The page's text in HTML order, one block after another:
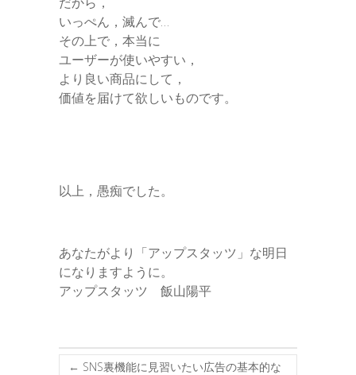
いっぺん，滅んで…
その上で，本当に
ユーザーが使いやすい，
より良い商品にして，
価値を届けて欲しいものです。
以上，愚痴でした。
あなたがより「アップスタッツ」な明日
になりますように。
アップスタッツ 飯山陽平
← SNS裏機能に見習いたい広告の基本的な